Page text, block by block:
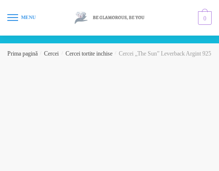
MENU 0
Prima pagină Cercei Cercei tortite inchise Cercei „The Sun” Leverback Argint 925